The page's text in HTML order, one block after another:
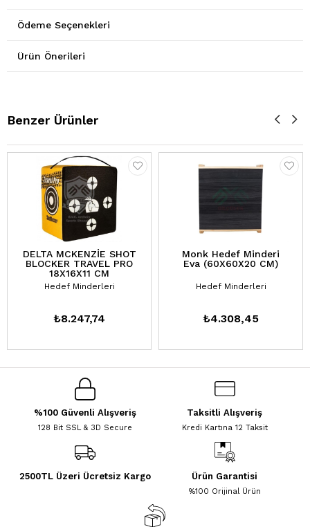
Ödeme Seçenekleri
Ürün Önerileri
Benzer Ürünler
DELTA MCKENZİE SHOT
BLOCKER TRAVEL PRO
18X16X11 CM
Hedef Minderleri
₺8.247,74
Monk Hedef Minderi
Eva (60X60X20 CM)
Hedef Minderleri
₺4.308,45
%100 Güvenli Alışveriş
128 Bit SSL & 3D Secure
Taksitli Alışveriş
Kredi Kartına 12 Taksit
2500TL Üzeri Ücretsiz Kargo Ürün Garantisi
%100 Orijinal Ürün